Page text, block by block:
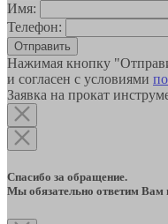
Имя:
Телефон:
Отправить
Нажимая кнопку
и согласен с условиями
Заявка на прокат
Спасибо за обращение.
Мы обязательно ответим Вам